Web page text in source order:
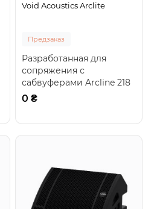
Void Acoustics Arclite
Предзаказ
Разработанная для
сопряжения с
сабвуферами Arcline 218
и 118, Arclite работает как
0 ₴